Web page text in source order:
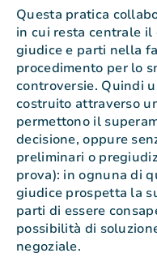
Questa pratica
in cui resta centrale
giudice e parti nella
procedimento per lo
controversie. Quindi
costruito attraverso
permettono il
decisione, oppure
preliminari o
prova): in ognuna di
giudice prospetta la
parti di essere
possibilità di
negoziale.